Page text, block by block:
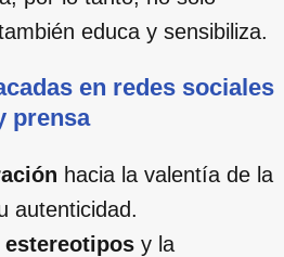
educa y sensibiliza.
en redes sociales
prensa
hacia la valentía de la
autenticidad.
estereotipos y la